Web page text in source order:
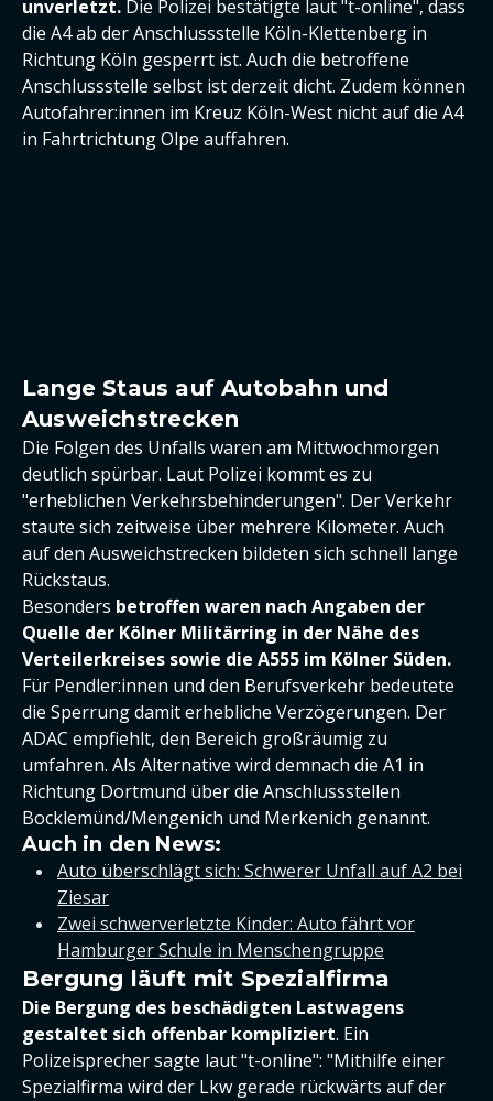
unverletzt. Die Polizei bestätigte laut "t-online", dass
die A4 ab der Anschlussstelle Köln-Klettenberg in
Richtung Köln gesperrt ist. Auch die betroffene
Anschlussstelle selbst ist derzeit dicht. Zudem können
Autofahrer:innen im Kreuz Köln-West nicht auf die A4
in Fahrtrichtung Olpe auffahren.
Lange Staus auf Autobahn und
Ausweichstrecken
Die Folgen des Unfalls waren am Mittwochmorgen
deutlich spürbar. Laut Polizei kommt es zu
"erheblichen Verkehrsbehinderungen". Der Verkehr
staute sich zeitweise über mehrere Kilometer. Auch
auf den Ausweichstrecken bildeten sich schnell lange
Rückstaus.
Besonders betroffen waren nach Angaben der
Quelle der Kölner Militärring in der Nähe des
Verteilerkreises sowie die A555 im Kölner Süden.
Für Pendler:innen und den Berufsverkehr bedeutete
die Sperrung damit erhebliche Verzögerungen. Der
ADAC empfiehlt, den Bereich großräumig zu
umfahren. Als Alternative wird demnach die A1 in
Richtung Dortmund über die Anschlussstellen
Bocklemünd/Mengenich und Merkenich genannt.
Auch in den News:
Auto überschlägt sich: Schwerer Unfall auf A2 bei
Ziesar
Zwei schwerverletzte Kinder: Auto fährt vor
Hamburger Schule in Menschengruppe
Bergung läuft mit Spezialfirma
Die Bergung des beschädigten Lastwagens
gestaltet sich offenbar kompliziert. Ein
Polizeisprecher sagte laut "t-online": "Mithilfe einer
Spezialfirma wird der Lkw gerade rückwärts auf der